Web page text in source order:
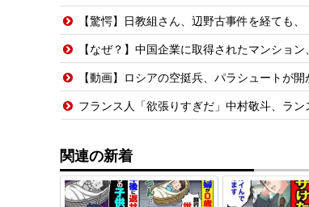
【驚愕】日教組さん、辺野古事件を経ても、
【なぜ？】中国企業に取得されたマンショ
【動画】ロシアの空挺兵、パラシュートが開
フランス人「欲張りすぎだ」中村敬斗、ランス残
関連の新着